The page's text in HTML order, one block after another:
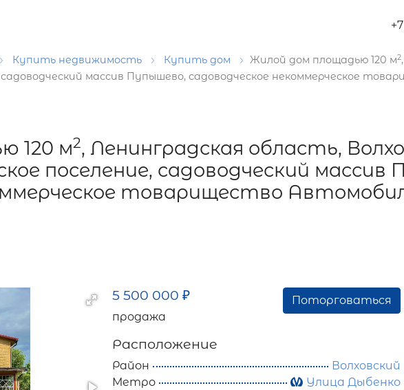
Купить недвижимость Купить дом Жилой дом площадью 120 м2
садоводческий массив Пупышево, садоводческое некоммерческое
120 м2, Ленинградская область,
поселение, садоводческий массив
товарищество
5 500 000 ₽
продажа
Поторговаться
Расположение
Район
Волховский
Метро
Улица Дыбенко